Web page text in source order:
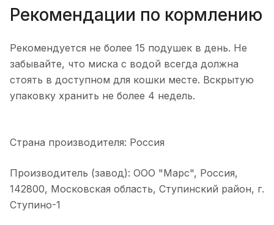
Рекомендации по кормлению
Рекомендуется не более 15 подушек в день. Не
забывайте, что миска с водой всегда должна
стоять в доступном для кошки месте. Вскрытую
упаковку хранить не более 4 недель.
Страна производителя: Россия
Производитель (завод): ООО "Марс", Россия,
142800, Московская область, Ступинский район, г.
Ступино-1